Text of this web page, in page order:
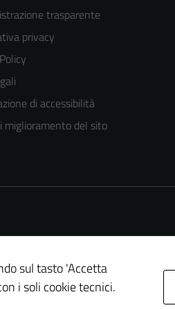
trasparente
privacy
di accessibilità
miglioramento del sito
sul tasto 'Accetta
i soli cookie tecnici.